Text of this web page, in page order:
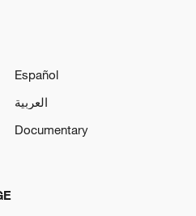
Español
العربية
Documentary